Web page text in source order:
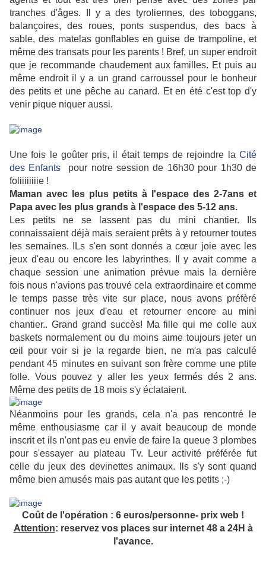
tranches d'âges. Il y a des tyroliennes, des toboggans,
balançoires, des roues, ponts suspendus, des bacs à
sable, des matelas gonflables en guise de trampoline, et
même des transats pour les parents ! Bref, un super endroit
que je recommande chaudement aux familles. Et puis au
même endroit il y a un grand carroussel pour le bonheur
des petits et une pêche au canard. Et en été c'est top d'y
venir pique niquer aussi.
Une fois le goûter pris, il était temps de rejoindre la Cité
des Enfants
pour notre session de 16h30 pour 1h30 de
foliiiiiiiie !
Maman avec les plus petits à l'espace des 2-7ans et
Papa avec les plus grands à l'espace des 5-12 ans.
Les petits ne se lassent pas du mini chantier. Ils
connaissaient déjà mais seraient prêts à y retourner toutes
les semaines. ILs s'en sont donnés a cœur joie avec les
jeux d'eau ou encore les labyrinthes. Il y avait comme a
chaque session une animation prévue mais la dernière
fois nous n'avions pas trouvé cela extraordinaire et comme
le temps passe très vite sur place, nous avons préfèré
continuer nos jeux d'eau et retourner encore au mini
chantier.. Grand grand succès! Ma fille qui me colle aux
baskets normalement ou du moins aime toujours jeter un
œil pour voir si je la regarde bien, ne m'a pas calculé
pendant 45 minutes en suivant son frère comme une ptite
folle. Vous pouvez y aller les yeux fermés dés 2 ans.
Même des petits de 18 mois s'y éclataient.
Néanmoins pour les grands, cela n'a pas rencontré le
même enthousiasme car il y avait beaucoup de monde
inscrit et ils n'ont pas eu envie de faire la queue 3 plombes
pour s'essayer au plateau Tv. Leur activité préférée fut
celle du jeux des devinettes animaux. Ils s'y sont quand
même bien amusés mais pas autant que les petits ;-)
Coût de l'opération : 6 euros/personne- prix web !
Attention: reservez vos places sur internet 48 a 24H à
l'avance.